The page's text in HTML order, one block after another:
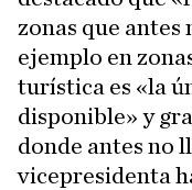
zonas que
ejemplo en
turística es «la
disponible» y
donde antes no
vicepresidenta